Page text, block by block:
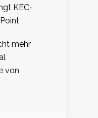
KEC-
mehr
von